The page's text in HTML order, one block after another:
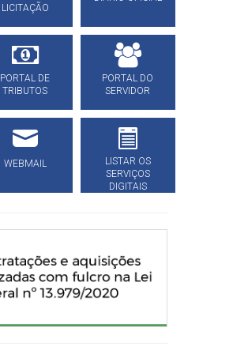
LICITAÇÃO
PORTAL DE
TRIBUTOS
PORTAL DO
SERVIDOR
WEBMAIL
LISTAR OS
SERVIÇOS
DIGITAIS